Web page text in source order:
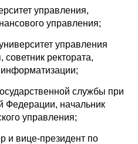
этика
авторов
управления,
управления;
управления
ректората,
службы при
Федерации, начальник
управления;
и вице-президент по